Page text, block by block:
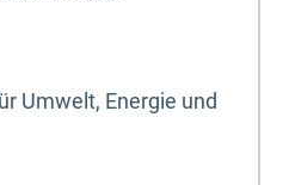
Umwelt, Energie und